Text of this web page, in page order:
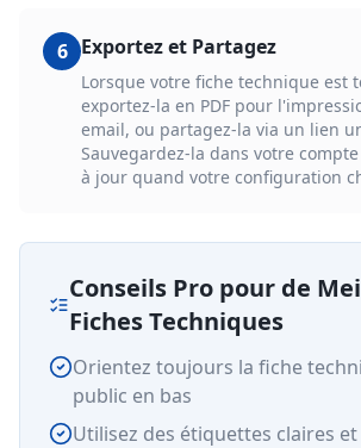
6 Exportez et Partagez
Lorsque votre fiche technique est
exportez-la en PDF pour
email, ou partagez-la via un lien
Sauvegardez-la dans votre
à jour quand votre configuration
Conseils Pro pour de
Fiches Techniques
Orientez toujours la fiche
public en bas
Utilisez des étiquettes claires